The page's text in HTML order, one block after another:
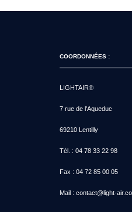
COORDONNÉES :
LIGHTAIR®
7 rue de l'Aqueduc
69210 Lentilly
Tél. : 04 78 33 22 98
Fax : 04 72 85 00 05
Mail : contact@light-